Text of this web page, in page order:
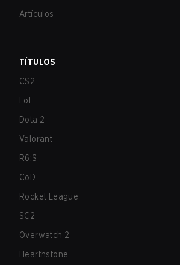
Artículos
TÍTULOS
CS2
LoL
Dota 2
Valorant
R6:S
CoD
Rocket League
SC2
Overwatch 2
Hearthstone